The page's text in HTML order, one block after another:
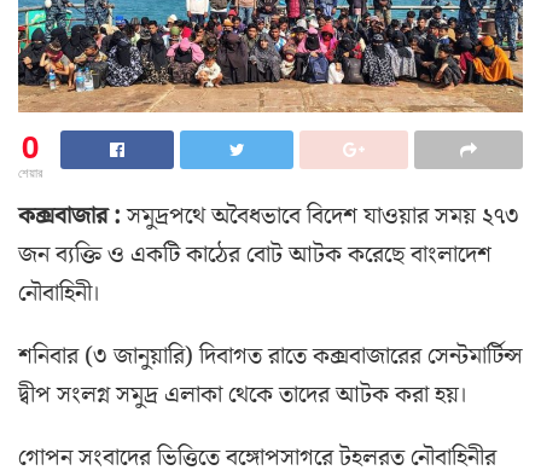
0
শেয়ার
কক্সবাজার :সমুদ্রপথে অবৈধভাবে বিদেশ যাওয়ার সময় ২৭৩
জন ব্যক্তি ও একটি কাঠের বোট আটক করেছে বাংলাদেশ
নৌবাহিনী।
শনিবার (৩ জানুয়ারি) দিবাগত রাতে কক্সবাজারের সেন্টমার্টিন্স
দ্বীপ সংলগ্ন সমুদ্র এলাকা থেকে তাদের আটক করা হয়।
গোপন সংবাদের ভিত্তিতে বঙ্গোপসাগরে টহলরত নৌবাহিনীর